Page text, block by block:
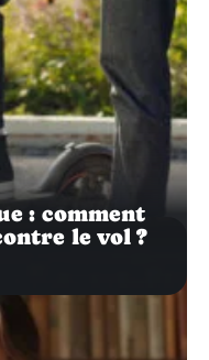
: comment
le vol ?